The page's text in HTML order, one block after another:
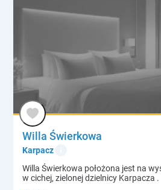
Willa Świerkowa
Karpacz
Willa Świerkowa położona jest na
w cichej, zielonej dzielnicy Karpacza .